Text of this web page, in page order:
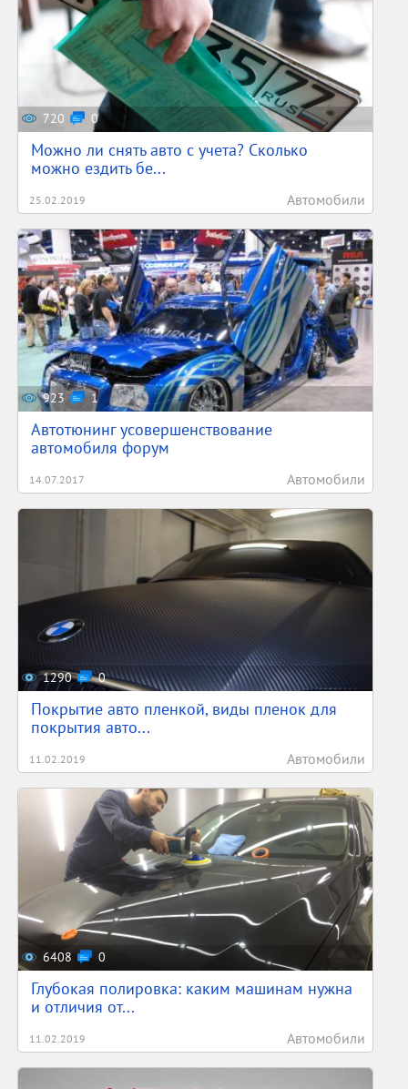
720 0
Можно ли снять авто с учета? Сколько
можно ездить бе...
25.02.2019 Автомобили
923 1
Автотюнинг усовершенствование
автомобиля форум
14.07.2017 Автомобили
1290 0
Покрытие авто пленкой, виды пленок для
покрытия авто...
11.02.2019 Автомобили
6408 0
Глубокая полировка: каким машинам нужна
и отличия от...
11.02.2019 Автомобили